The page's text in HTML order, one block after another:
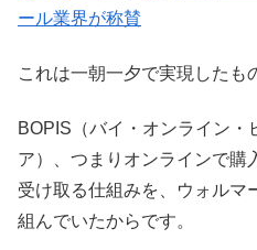
ール業界が称賛
これは一朝一夕で実現したも
BOPIS（バイ・オンライン・
ア）、つまりオンラインで購
受け取る仕組みを、ウォルマ
組んでいたからです。